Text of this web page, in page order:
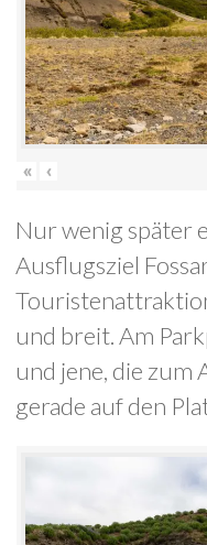
« ‹
Nur wenig später
Ausflugsziel
und breit. Am
und jene, die zum
gerade auf den